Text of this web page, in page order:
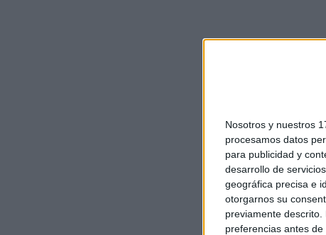
Nosotros y nuestros
procesamos datos
para publicidad y
desarrollo de servicios.
geográfica precisa e
otorgarnos su
previamente
preferencias antes